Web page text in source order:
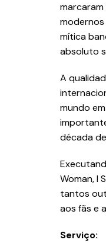
modernos
mítica
absoluto
A
mundo
década
Woman, I
tantos
aos fãs e
Serviço: